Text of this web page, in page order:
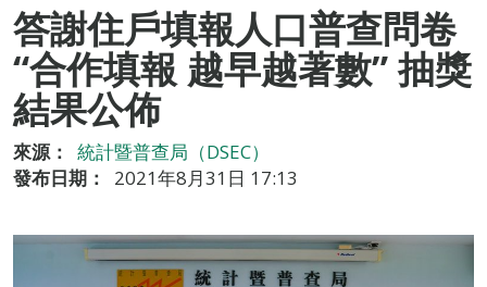
答謝住戶填報人口普查問卷
“合作填報 越早越著數” 抽獎
結果公佈
來源：
統計暨普查局（DSEC）
發布日期：
2021年8月31日 17:13